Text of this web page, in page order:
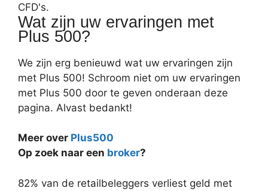
CFD's.
Wat zijn uw ervaringen met
Plus 500?
We zijn erg benieuwd wat uw ervaringen zijn
met Plus 500! Schroom niet om uw ervaringen
met Plus 500 door te geven onderaan deze
pagina. Alvast bedankt!
Meer over Plus500
Op zoek naar een broker?
82% van de retailbeleggers verliest geld met